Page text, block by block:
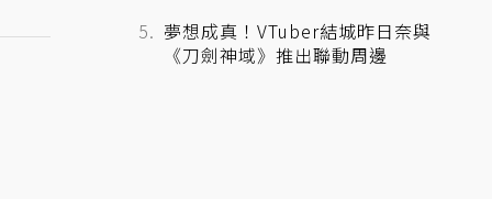
夢想成真！VTuber結城昨日奈與
《刀劍神域》推出聯動周邊